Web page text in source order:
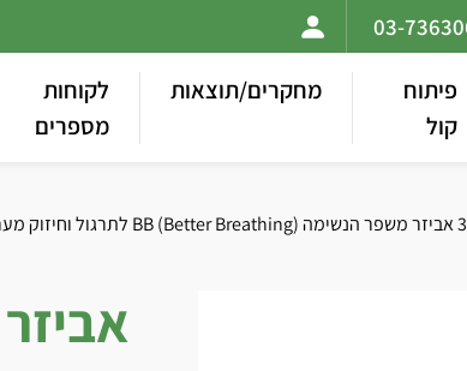
פיתוח
קול
מחקרים/תוצאות
לקוחות
מספרים